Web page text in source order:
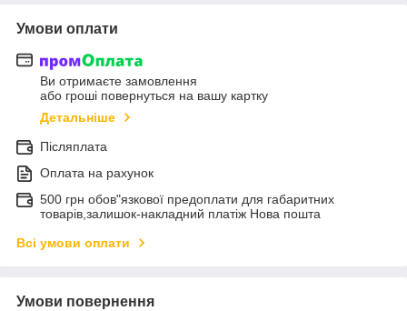
Умови оплати
Ви отримаєте замовлення
або гроші повернуться на вашу картку
Детальніше
Післяплата
Оплата на рахунок
500 грн обов"язкової предоплати для габаритних
товарів,залишок-накладний платіж Нова пошта
Всі умови оплати
Умови повернення